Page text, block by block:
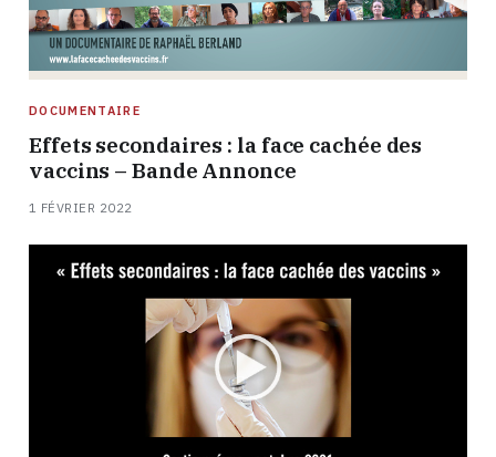
DOCUMENTAIRE
Effets secondaires : la face cachée des
vaccins – Bande Annonce
1 FÉVRIER 2022